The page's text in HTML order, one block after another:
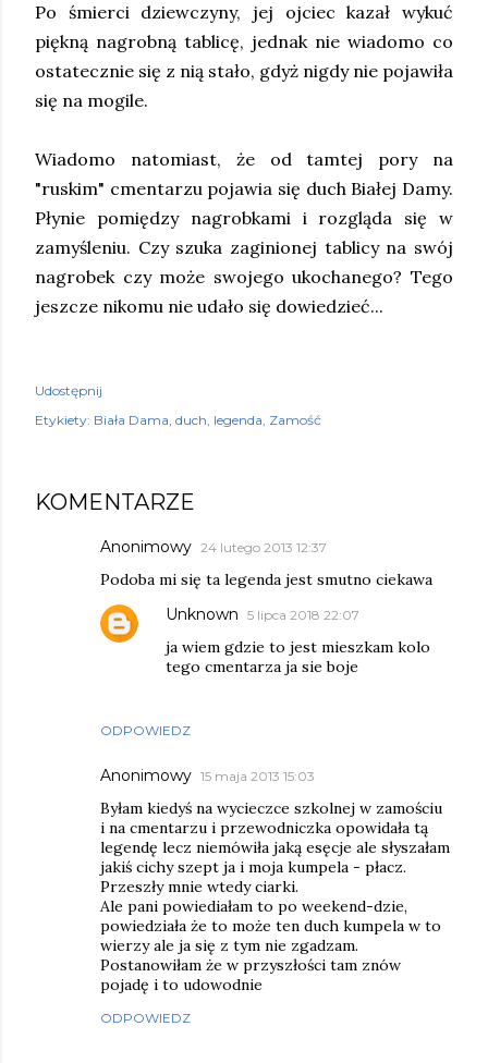
Po śmierci dziewczyny, jej ojciec kazał wykuć
piękną nagrobną tablicę, jednak nie wiadomo co
ostatecznie się z nią stało, gdyż nigdy nie pojawiła
się na mogile.
Wiadomo natomiast, że od tamtej pory na
"ruskim" cmentarzu pojawia się duch Białej Damy.
Płynie pomiędzy nagrobkami i rozgląda się w
zamyśleniu. Czy szuka zaginionej tablicy na swój
nagrobek czy może swojego ukochanego? Tego
jeszcze nikomu nie udało się dowiedzieć...
Udostępnij
Etykiety: Biała Dama duch legenda Zamość
KOMENTARZE
Anonimowy 24 lutego 2013 12:37
Podoba mi się ta legenda jest smutno ciekawa
ODPOWIEDZ
Unknown 5 lipca 2018 22:07
ja wiem gdzie to jest mieszkam kolo
tego cmentarza ja sie boje
Anonimowy 15 maja 2013 15:03
Byłam kiedyś na wycieczce szkolnej w zamościu
i na cmentarzu i przewodniczka opowidała tą
legendę lecz niemówiła jaką esęcje ale słyszałam
jakiś cichy szept ja i moja kumpela - płacz.
Przeszły mnie wtedy ciarki.
Ale pani powiediałam to po weekend-dzie,
powiedziała że to może ten duch kumpela w to
wierzy ale ja się z tym nie zgadzam.
Postanowiłam że w przyszłości tam znów
pojadę i to udowodnie
ODPOWIEDZ